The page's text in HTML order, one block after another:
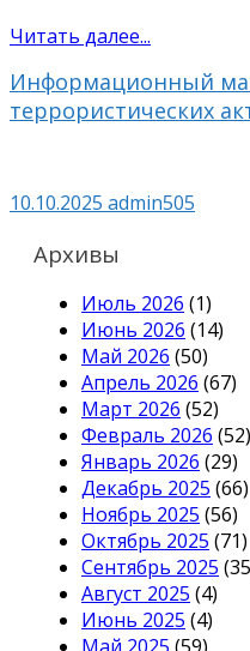
Читать далее...
Информационный
террористических
10.10.2025 admin505
Архивы
Июль 2026 (1)
Июнь 2026 (14)
Май 2026 (50)
Апрель 2026 (67)
Март 2026 (52)
Февраль 2026 (52)
Январь 2026 (29)
Декабрь 2025 (66)
Ноябрь 2025 (56)
Октябрь 2025 (71)
Сентябрь 2025
Август 2025 (4)
Июнь 2025 (4)